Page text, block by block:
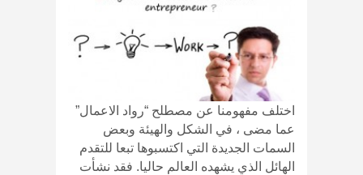
اختلف مفهومنا عن مصطلح “رواد الاعمال”
عما مضى ، في الشكل والهيئة وبعض
السمات الجديدة التي اكتسبوها تبعا للتقدم
الهائل الذي يشهده العالم حاليا. فقد نشأت